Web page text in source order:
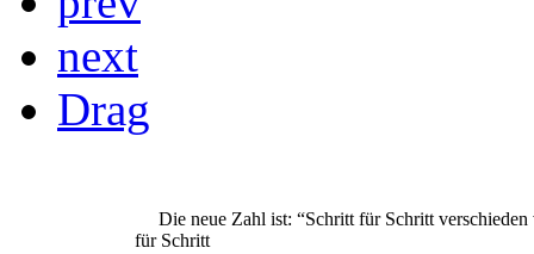
next
Drag
Die neue Zahl ist: “Schritt für Schritt
für Schritt